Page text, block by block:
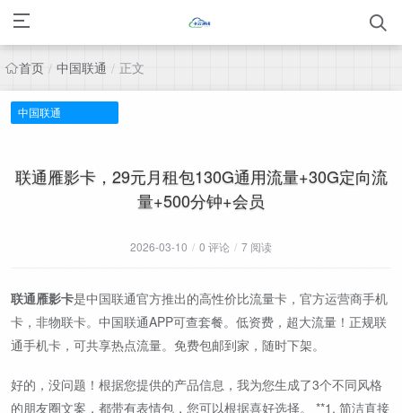
首页 / 中国联通 / 正文
中国联通
联通雁影卡，29元月租包130G通用流量+30G定向流
量+500分钟+会员
2026-03-10 / 0 评论 / 7 阅读
联通雁影卡是中国联通官方推出的高性价比流量卡，官方运营商手机
卡，非物联卡。中国联通APP可查套餐。低资费，超大流量！正规联
通手机卡，可共享热点流量。免费包邮到家，随时下架。
好的，没问题！根据您提供的产品信息，我为您生成了3个不同风格
的朋友圈文案，都带有表情包，您可以根据喜好选择。 **1. 简洁直接